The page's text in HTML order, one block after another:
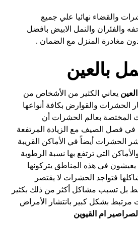
والقضاء نهائيا علي جميع
والفئران والنمل الابيض بافضل
مغادرة المنزل مع الضمان .
بالعين
يعاني الكثير من الأشخاص من
الحشرات والقوارض بكافة أنواعها
المختصة بعالم الحشرات أن
في فصل الصيف مع الزيادة المرتفعة
الحشرات أيضاً في الأماكن القريبة
التي ترتفع بها نسبة الرطوبة
في هذه المناطق يتركونها
فتواجد الحشرات لا يقتصر
بل تسبب مشاكل أكثر من ذلك بكثير
مرتبط بشكل كبير بانتشار الأمراض
ام القيوين